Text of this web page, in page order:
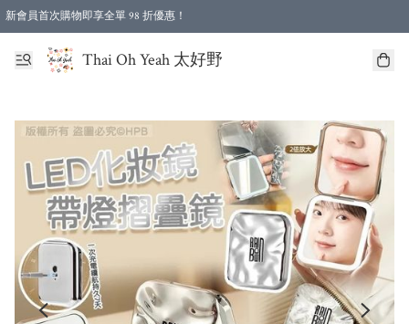
新會員首次購物即享全單 98 折優惠！
特選會員可享全單低至 96 折優惠！
Thai Oh Yeah 太好野